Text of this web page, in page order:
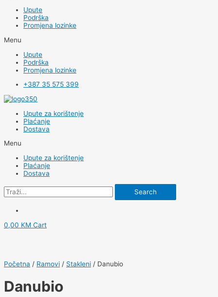
Upute
Podrška
Promjena lozinke
Menu
Upute
Podrška
Promjena lozinke
+387 35 575 399
Upute za korištenje
Plaćanje
Dostava
Menu
Upute za korištenje
Plaćanje
Dostava
Search
0,00 KM Cart
Početna / Ramovi / Stakleni / Danubio
Danubio